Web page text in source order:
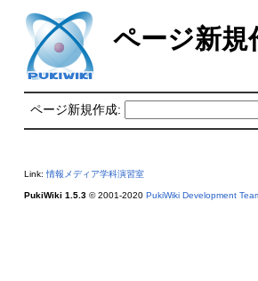
ページ新規
ページ新規作成:
Link: 情報メディア学科演習室
PukiWiki 1.5.3© 2001-2020 PukiWiki Development